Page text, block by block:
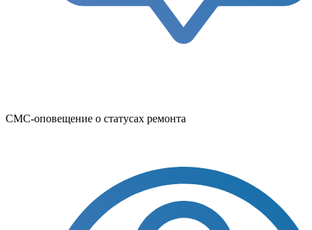
СМС-оповещение о статусах ремонта